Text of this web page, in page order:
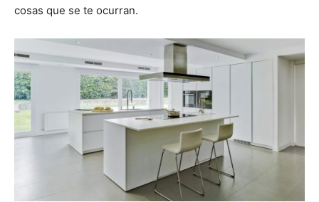
cosas que se te ocurran.